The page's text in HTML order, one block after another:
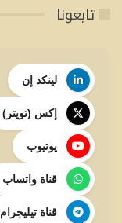
تابعونا
لينكد إن
إكس (تويتر)
يوتيوب
قناة واتساب
قناة تيليجرام